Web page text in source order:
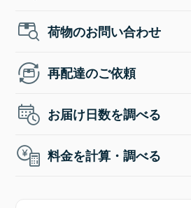
荷物のお問い合わせ
再配達のご依頼
お届け日数を調べる
料金を計算・調べる